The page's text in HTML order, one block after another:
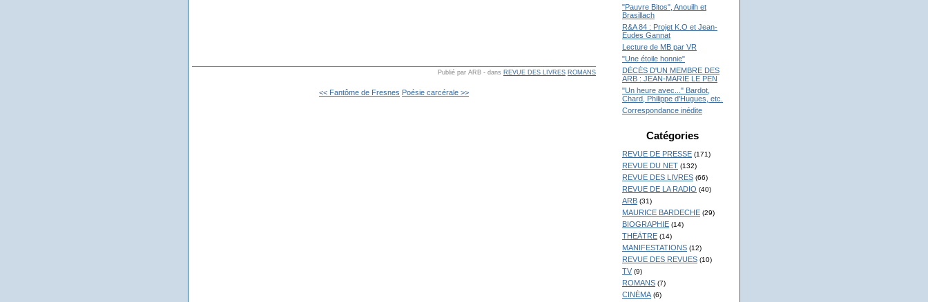
Publié par ARB - dans REVUE DES LIVRES ROMANS
<< Fantôme de Fresnes Poésie carcérale >>
"Pauvre Bitos", Anouilh et
Brasillach
R&A 84 : Projet K.O et Jean-
Eudes Gannat
Lecture de MB par VR
"Une étoile honnie"
DÉCÉS D'UN MEMBRE DES
ARB : JEAN-MARIE LE PEN
"Un heure avec..." Bardot,
Chard, Philippe d'Hugues, etc.
Correspondance inédite
Catégories
REVUE DE PRESSE (171)
REVUE DU NET (132)
REVUE DES LIVRES (66)
REVUE DE LA RADIO (40)
ARB (31)
MAURICE BARDECHE (29)
BIOGRAPHIE (14)
THÉÂTRE (14)
MANIFESTATIONS (12)
REVUE DES REVUES (10)
TV (9)
ROMANS (7)
CINÉMA (6)